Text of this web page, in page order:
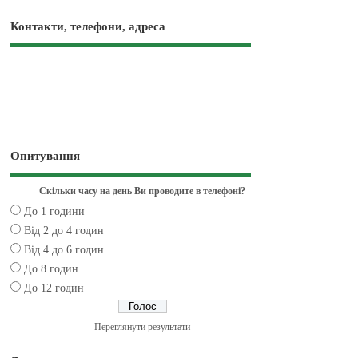
Контакти, телефони, адреса
Опитування
Скільки часу на день Ви проводите в телефоні?
До 1 години
Від 2 до 4 годин
Від 4 до 6 годин
До 8 годин
До 12 годин
Переглянути результати